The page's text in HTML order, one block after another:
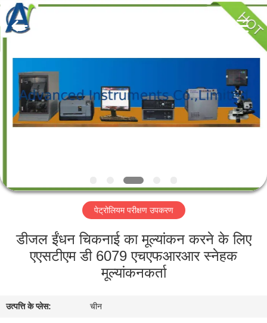
घर
उत्पादों
में
भ्रमण
नियंत्रण
Advanced
Instruments
Co.,Limited.
All
Rights
पेट्रोलियम परीक्षण उपकरण
डीजल ईंधन चिकनाई का मूल्यांकन करने के लिए
एएसटीएम डी 6079 एचएफआरआर स्नेहक
मूल्यांकनकर्ता
उत्पत्ति के प्लेस: चीन